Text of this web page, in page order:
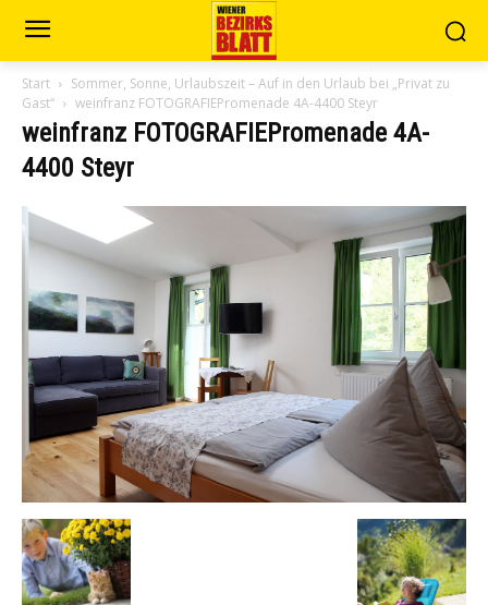
Start
Sommer, Sonne, Urlaubszeit – Auf in den Urlaub bei „Privat zu
Gast“
weinfranz FOTOGRAFIEPromenade 4A-4400 Steyr
weinfranz FOTOGRAFIEPromenade 4A-
4400 Steyr